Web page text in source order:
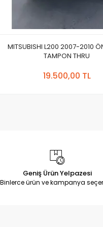
MITSUBISHI L200 2007-2010
TAMPON THRU
19.500,00 TL
Geniş Ürün Yelpazesi
Binlerce ürün ve kampanya